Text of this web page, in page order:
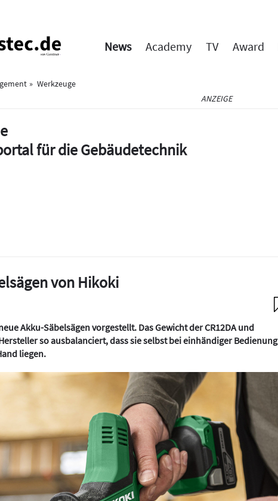
News Academy TV Award
Werkzeuge
ANZEIGE
für die Gebäudetechnik
von Hikoki
Akku-Säbelsägen vorgestellt. Das Gewicht der CR12DA und
so ausbalanciert, dass sie selbst bei einhändiger Bedienung
liegen.